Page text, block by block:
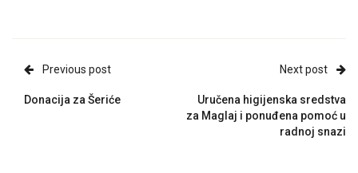
Previous post
Donacija za Šeriće
Next post
Uručena higijenska sredstva
za Maglaj i ponuđena pomoć u
radnoj snazi